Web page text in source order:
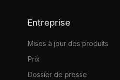
Entreprise
Mises à jour des produits
Prix
Dossier de presse